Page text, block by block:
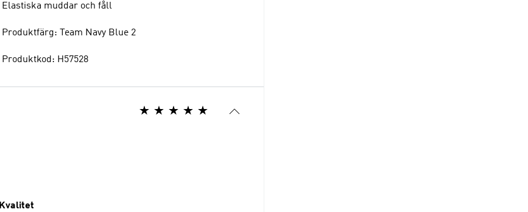
Elastiska muddar och fåll
Produktfärg: Team Navy Blue 2
Produktkod: H57528
Kvalitet